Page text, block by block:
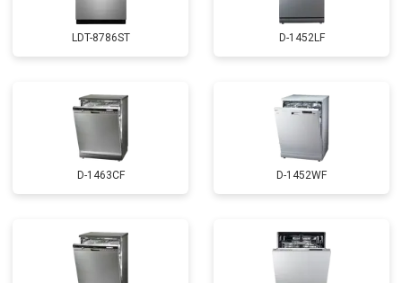
Замена панели управления от 1550 ₽ Заказать
Замена блока управления от 2000 ₽ Заказать
Ремонт/замена датчика
температуры
Заказать
Заказать
Замена шнура питания от 1000 ₽ Заказать
Корпусный ремонт (замена резинок,
креплений, кнопок)
Заказать
LDT-8786ST D-1452LF
D-1463CF D-1452WF